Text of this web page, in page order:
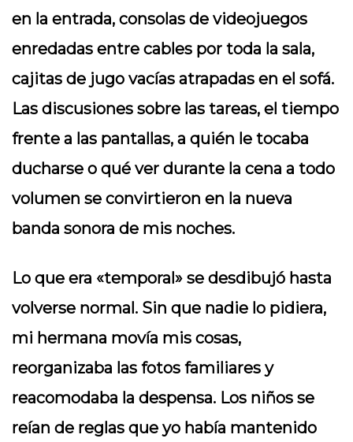
en la entrada, consolas de videojuegos
enredadas entre cables por toda la sala,
cajitas de jugo vacías atrapadas en el sofá.
Las discusiones sobre las tareas, el tiempo
frente a las pantallas, a quién le tocaba
ducharse o qué ver durante la cena a todo
volumen se convirtieron en la nueva
banda sonora de mis noches.
Lo que era «temporal» se desdibujó hasta
volverse normal. Sin que nadie lo pidiera,
mi hermana movía mis cosas,
reorganizaba las fotos familiares y
reacomodaba la despensa. Los niños se
reían de reglas que yo había mantenido